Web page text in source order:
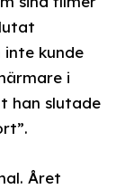
inte kunde
i
han slutade
Året